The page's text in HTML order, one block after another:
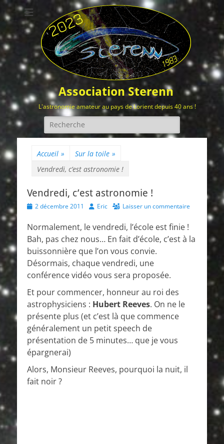
Association Sterenn
L'astronomie amateur au pays de Lorient depuis 40 ans !
Rechercher :
Accueil » Sur la toile »
Vendredi, c’est astronomie !
Vendredi, c’est astronomie !
Posted
2 décembre 2011 Author
Eric Laisser un commentaire
Normalement, le vendredi, l’école est finie !
Bah, pas chez nous… En fait d’école, c’est à la
buissonnière que l’on vous convie.
Désormais, chaque vendredi, une
conférence vidéo vous sera proposée.
Et pour commencer, honneur au roi des
astrophysiciens : Hubert Reeves. On ne le
présente plus (et c’est là que commence
généralement un petit speech de
présentation de 5 minutes… que je vous
épargnerai)
Alors, Monsieur Reeves, pourquoi la nuit, il
fait noir ?